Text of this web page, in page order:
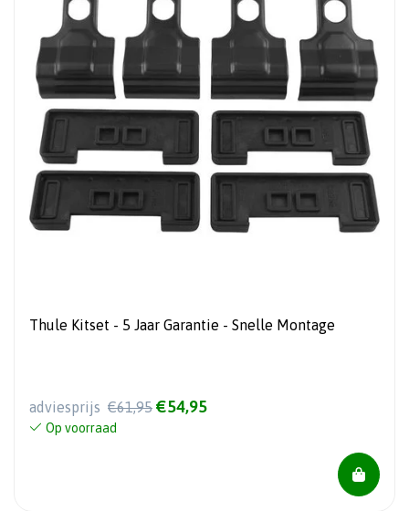
Thule Kitset - 5 Jaar Garantie - Snelle Montage
adviesprijs €61,95 €54,95
Op voorraad